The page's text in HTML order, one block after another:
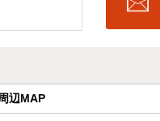
辺MAP